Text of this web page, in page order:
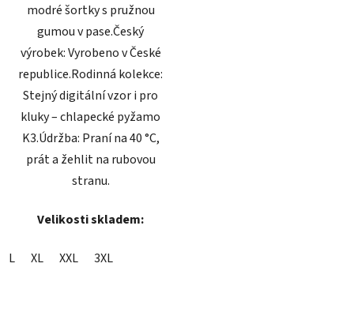
modré šortky s pružnou
gumou v pase.Český
výrobek: Vyrobeno v České
republice.Rodinná kolekce:
Stejný digitální vzor i pro
kluky – chlapecké pyžamo
K3.Údržba: Praní na 40 °C,
prát a žehlit na rubovou
stranu.
Velikosti skladem:
L XL XXL 3XL